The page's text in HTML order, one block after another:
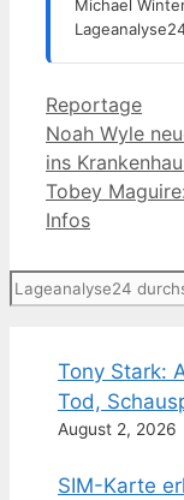
Michael
Kategorien
Reportage
Noah Wyle
ins
Tobey
Infos
Suchen
Tony Stark:
Tod,
August 2, 2026
SIM-Karte